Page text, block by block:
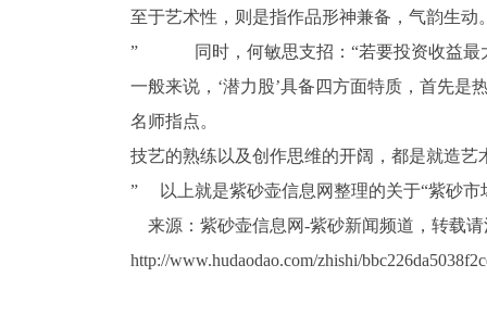
至于艺术性，则是指作品形神兼备，气韵生动
” 同时，何敏思支招：“若要投资收益最大
一般来说，‘潜力股’具备四方面特质，首先
名师指点。
技艺的熟练以及创作思维的开阔，都是就造艺
” 以上就是紫砂壶信息网整理的关于“紫砂市
来源：紫砂壶信息网-紫砂新闻频道，转载
http://www.hudaodao.com/zhishi/